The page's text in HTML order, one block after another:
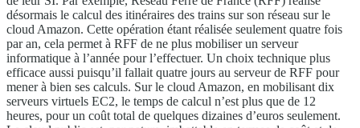
désormais le calcul des itinéraires des trains sur son réseau sur le
cloud Amazon. Cette opération étant réalisée seulement quatre fois
par an, cela permet à RFF de ne plus mobiliser un serveur
informatique à l’année pour l’effectuer. Un choix technique plus
efficace aussi puisqu’il fallait quatre jours au serveur de RFF pour
mener à bien ses calculs. Sur le cloud Amazon, en mobilisant dix
serveurs virtuels EC2, le temps de calcul n’est plus que de 12
heures, pour un coût total de quelques dizaines d’euros seulement.